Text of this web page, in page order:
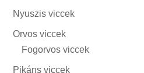
Nyuszis viccek
Orvos viccek
Fogorvos viccek
Pikáns viccek